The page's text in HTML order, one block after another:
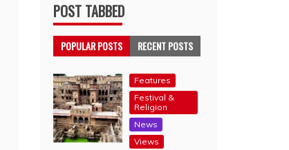
POST TABBED
POPULAR POSTS RECENT POSTS
Features
Festival &
Religion
News
Views